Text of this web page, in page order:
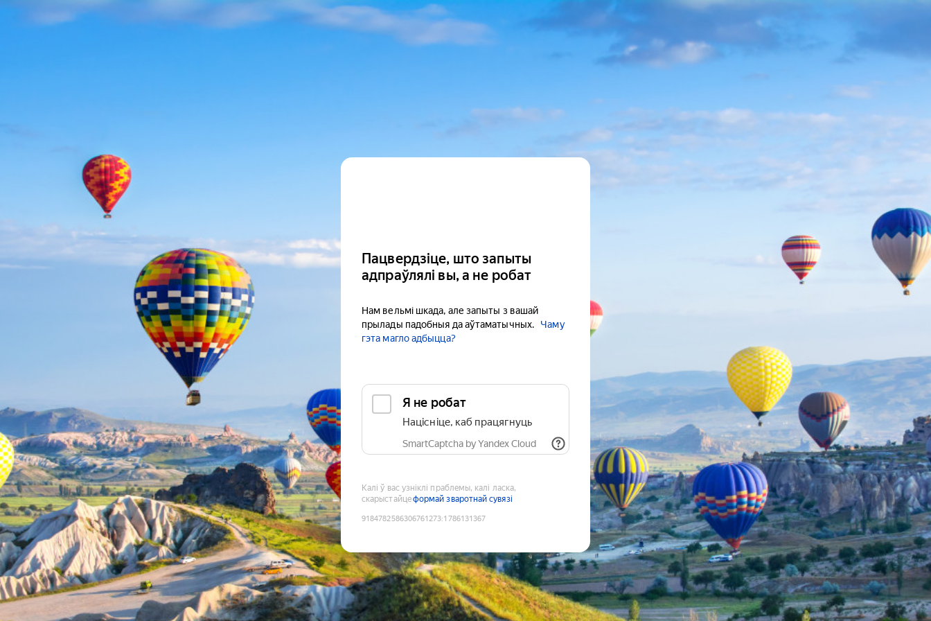
Пацвердзіце, што запыты
адпраўлялі вы, а не робат
Нам вельмі шкада, але запыты з вашай
прылады падобныя да аўтаматычных.
Чаму
гэта магло адбыцца?
Я не робат
Націсніце, каб працягнуць
SmartCaptcha by Yandex Cloud
Калі ў вас узніклі праблемы, калі ласка,
скарыстайцеформай зваротнай сувязі
9184782586306761273:1786131367